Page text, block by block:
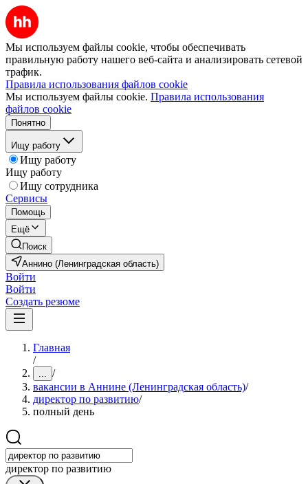
Мы используем файлы cookie, чтобы обеспечивать
правильную работу нашего веб-сайта и анализировать сетевой
трафик.
Правила использования файлов cookie
Мы используем файлы cookie. Правила использования
файлов cookie
Понятно
Ищу работу
Ищу работу
Ищу работу
Ищу сотрудника
Сервисы
Помощь
Ещё
Поиск
Аннино (Ленинградская область)
Войти
Войти
Создать резюме
Главная
/
... /
вакансии в Аннине (Ленинградская область)/
директор по развитию/
полный день
директор по развитию